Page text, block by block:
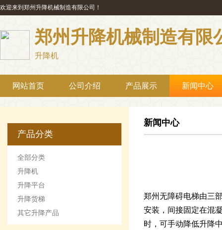
欢迎来到郑州升降机械制造有限公司！
郑州升降机械制造有限
升降机
网站首页 公司介绍 产品展示 新闻中心
产品分类
全部分类
升降机
升降平台
升降货梯
其它升降产品
新闻中心
郑州无障碍电梯由三
安装，间接固定在混
时，可手动降低升降